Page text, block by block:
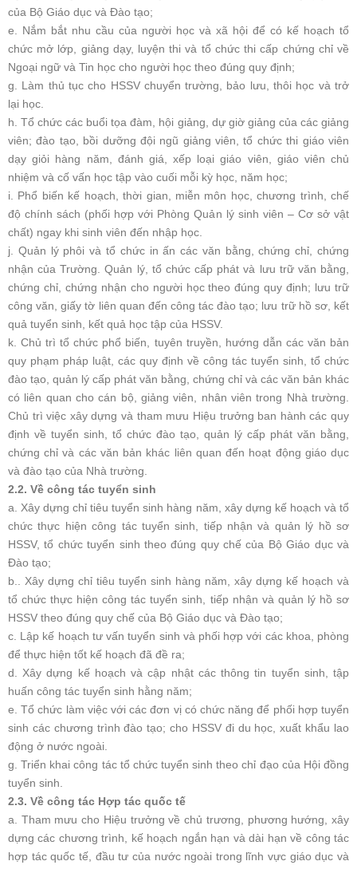
của Bộ Giáo dục và Đào tạo;
e. Nắm bắt nhu cầu của người học và xã hội để có kế hoạch tổ
chức mở lớp, giảng dạy, luyện thi và tổ chức thi cấp chứng chỉ về
Ngoại ngữ và Tin học cho người học theo đúng quy định;
g. Làm thủ tục cho HSSV chuyển trường, bảo lưu, thôi học và trở
lại học.
h. Tổ chức các buổi tọa đàm, hội giảng, dự giờ giảng của các giảng
viên; đào tạo, bồi dưỡng đội ngũ giảng viên, tổ chức thi giáo viên
dạy giỏi hàng năm, đánh giá, xếp loại giáo viên, giáo viên chủ
nhiệm và cố vấn học tập vào cuối mỗi kỳ học, năm học;
i. Phổ biến kế hoạch, thời gian, miễn môn học, chương trình, chế
độ chính sách (phối hợp với Phòng Quản lý sinh viên – Cơ sở vật
chất) ngay khi sinh viên đến nhập học.
j. Quản lý phôi và tổ chức in ấn các văn bằng, chứng chỉ, chứng
nhận của Trường. Quản lý, tổ chức cấp phát và lưu trữ văn bằng,
chứng chỉ, chứng nhận cho người học theo đúng quy định; lưu trữ
công văn, giấy tờ liên quan đến công tác đào tạo; lưu trữ hồ sơ, kết
quả tuyển sinh, kết quả học tập của HSSV.
k. Chủ trì tổ chức phổ biến, tuyên truyền, hướng dẫn các văn bản
quy phạm pháp luật, các quy định về công tác tuyển sinh, tổ chức
đào tạo, quản lý cấp phát văn bằng, chứng chỉ và các văn bản khác
có liên quan cho cán bộ, giảng viên, nhân viên trong Nhà trường.
Chủ trì việc xây dựng và tham mưu Hiệu trưởng ban hành các quy
định về tuyển sinh, tổ chức đào tạo, quản lý cấp phát văn bằng,
chứng chỉ và các văn bản khác liên quan đến hoạt động giáo dục
và đào tạo của Nhà trường.
2.2. Về công tác tuyển sinh
a. Xây dựng chỉ tiêu tuyển sinh hàng năm, xây dựng kế hoạch và tổ
chức thực hiện công tác tuyển sinh, tiếp nhận và quản lý hồ sơ
HSSV, tổ chức tuyển sinh theo đúng quy chế của Bộ Giáo dục và
Đào tạo;
b.. Xây dựng chỉ tiêu tuyển sinh hàng năm, xây dựng kế hoạch và
tổ chức thực hiện công tác tuyển sinh, tiếp nhận và quản lý hồ sơ
HSSV theo đúng quy chế của Bộ Giáo dục và Đào tạo;
c. Lập kế hoạch tư vấn tuyển sinh và phối hợp với các khoa, phòng
để thực hiện tốt kế hoạch đã đề ra;
d. Xây dựng kế hoạch và cập nhật các thông tin tuyển sinh, tập
huấn công tác tuyển sinh hằng năm;
e. Tổ chức làm việc với các đơn vị có chức năng để phối hợp tuyển
sinh các chương trình đào tạo; cho HSSV đi du học, xuất khẩu lao
động ở nước ngoài.
g. Triển khai công tác tổ chức tuyển sinh theo chỉ đạo của Hội đồng
tuyển sinh.
2.3. Về công tác Hợp tác quốc tế
a. Tham mưu cho Hiệu trưởng về chủ trương, phương hướng, xây
dựng các chương trình, kế hoạch ngắn hạn và dài hạn về công tác
hợp tác quốc tế, đầu tư của nước ngoài trong lĩnh vực giáo dục và